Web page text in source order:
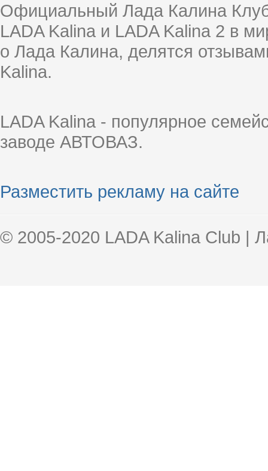
Официальный Лада Калина
LADA Kalina и LADA Kalina 2 в
о Лада Калина, делятся
Kalina.
LADA Kalina - популярное
заводе АВТОВАЗ.
Разместить рекламу на сайте
© 2005-2020 LADA Kalina Club |